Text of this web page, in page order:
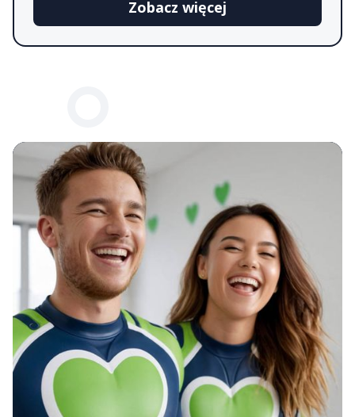
Zobacz więcej